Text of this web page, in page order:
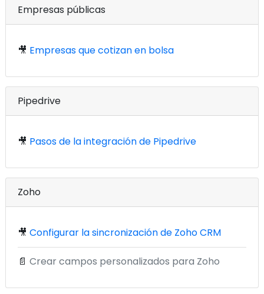
Empresas públicas
🎥 Empresas que cotizan en bolsa
Pipedrive
🎥 Pasos de la integración de Pipedrive
Zoho
🎥 Configurar la sincronización de Zoho CRM
📄 Crear campos personalizados para Zoho